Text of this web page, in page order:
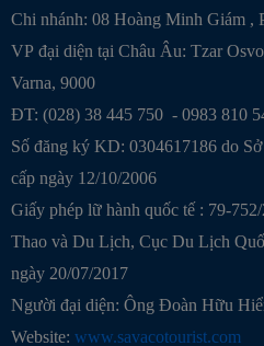
Chi nhánh: 08 Hoàng Minh Giám ,
VP đại diện tại Châu Âu: Tzar
Varna, 9000
ĐT: (028) 38 445 750 - 0983 810
Số đăng ký KD: 0304617186 do
cấp ngày 12/10/2006
Giấy phép lữ hành quốc tế : 79-
Thao và Du Lịch, Cục Du Lịch
ngày 20/07/2017
Người đại diện: Ông Đoàn Hữu
Website: www.savacotourist.com